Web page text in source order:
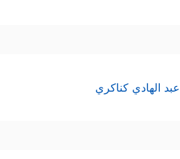
عبد الهادي كناكري